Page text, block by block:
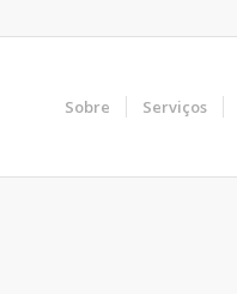
Sobre Serviços